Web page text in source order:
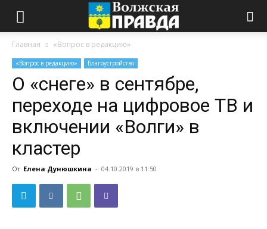
Главная «Вопрос в редакцию»
«Вопрос в редакцию» Благоустройство
О «снеге» в сентябре,
переходе на цифровое ТВ и
включении «Волги» в
кластер
От Елена Дунюшкина - 04.10.2019 в 11:50